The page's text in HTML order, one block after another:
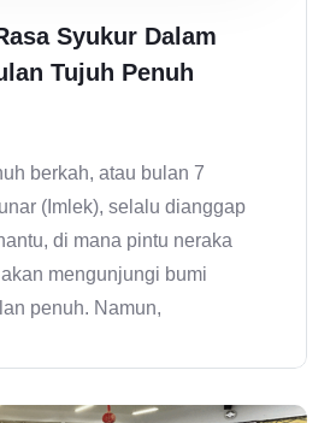
Syukur Dalam
Tujuh Penuh
berkah, atau bulan 7
(Imlek), selalu dianggap
di mana pintu neraka
mengunjungi bumi
penuh. Namun,